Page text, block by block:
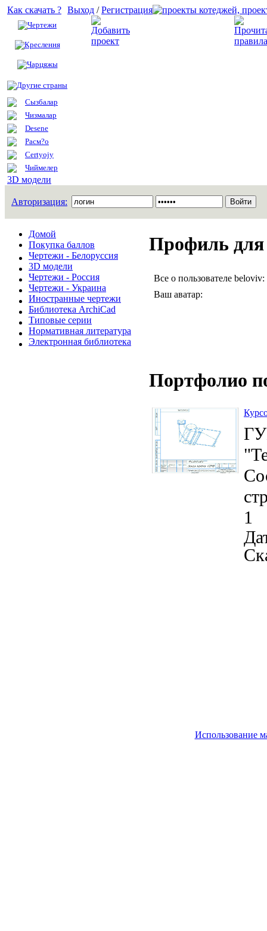
Как скачать ?
Чертежи
Креслення
Чарцяжы
Другие страны
Сызбалар
Чизмалар
Desene
Расм?о
Certyojy
Чиймелер
3D модели
Выход /Регистрация
Авторизация:
Домой
Покупка баллов
Чертежи - Белоруссия
3D модели
Чертежи - Россия
Чертежи - Украина
Иностранные чертежи
Библиотека ArchiCad
Типовые серии
Нормативная литература
Электронная библиотека
Профиль
Все о пользователе beloviv:
Ваш аватар:
Портфолио
1
Использование